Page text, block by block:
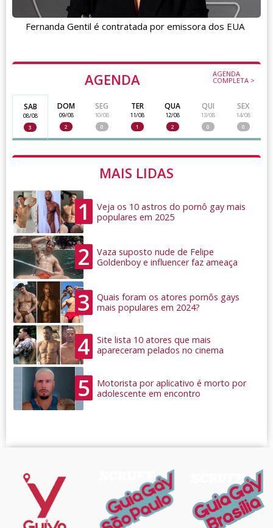
AGENDA AGENDA
COMPLETA >
SAB
08/08
3
DOM
09/08
2
SEG
10/08
0
TER
11/08
1
QUA
12/08
2
QUI
13/08
0
SEX
14/08
0
MAIS LIDAS
1
Veja os 10 astros do pornô gay mais
populares em 2025
2
Vaza suposto nude de Felipe
Goldenboy e influencer faz ameaça
3
Quais foram os atores pornôs gays
mais populares em 2024?
4
Site lista 10 atores que mais
apareceram pelados no cinema
5
Motorista por aplicativo é morto por
adolescente em encontro
Fernanda Gentil é contratada por emissora dos EUA